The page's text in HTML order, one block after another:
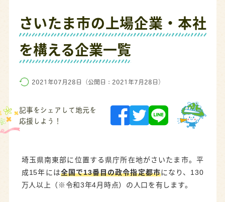
さいたま市の上場企業・本社
を構える企業一覧
2021年07月28日（公開日：2021年7月28日）
記事をシェアして地元を
応援しよう！
埼玉県南東部に位置する県庁所在地がさいたま市。平
成15年には全国で13番目の政令指定都市になり、130
万人以上（※令和3年4月時点）の人口を有します。